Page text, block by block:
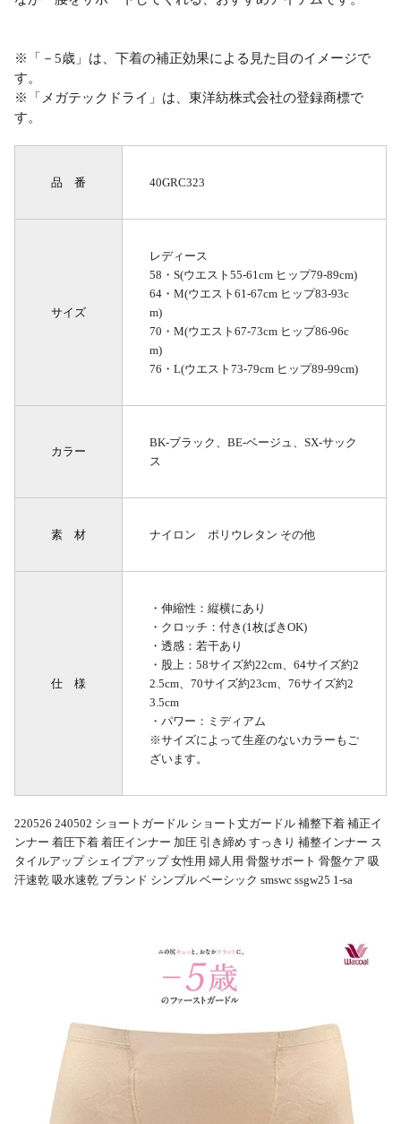
※「－5歳」は、下着の補正効果による見た目のイメージで
す。
※「メガテックドライ」は、東洋紡株式会社の登録商標で
す。
品 番 40GRC323
サイズ
レディース
58・S(ウエスト55-61cm ヒップ79-89cm)
64・M(ウエスト61-67cm ヒップ83-93c
m)
70・M(ウエスト67-73cm ヒップ86-96c
m)
76・L(ウエスト73-79cm ヒップ89-99cm)
カラー
BK-ブラック、BE-ベージュ、SX-サック
ス
素 材 ナイロン ポリウレタン その他
仕 様
・伸縮性：縦横にあり
・クロッチ：付き(1枚ばきOK)
・透感：若干あり
・股上：58サイズ約22cm、64サイズ約2
2.5cm、70サイズ約23cm、76サイズ約2
3.5cm
・パワー：ミディアム
※サイズによって生産のないカラーもご
ざいます。
220526 240502 ショートガードル ショート丈ガードル 補整下着 補正イ
ンナー 着圧下着 着圧インナー 加圧 引き締め すっきり 補整インナー ス
タイルアップ シェイプアップ 女性用 婦人用 骨盤サポート 骨盤ケア 吸
汗速乾 吸水速乾 ブランド シンプル ベーシック smswc ssgw25 1-sa